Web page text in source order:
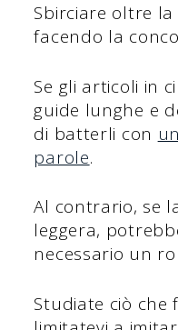
Sbirciare oltre la
facendo la
Se gli articoli in
guide lunghe e
di batterli con
parole.
Al contrario, se
leggera,
necessario un
Studiate ciò che